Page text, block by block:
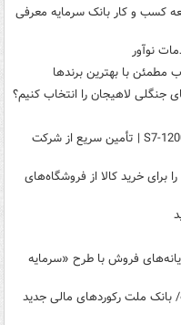
کسب و کار بانک سرمایه معرفی
نوآور
جنگلی لاهیجان را انتخاب کنیم؟
راهنمای جامع خرید و بررسیPLC زیمنس S7-1200 | تأمین سریع از شرکت
برای خرید کالا از فروشگاه‌های
فروش با طرح «سرمایه
بانک ملت رکوردهای مالی جدید